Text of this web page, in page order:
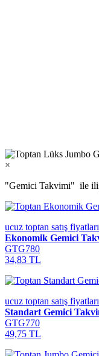
×
"Gemici Takvimi" ile
ucuz toptan satış fiyatları
Ekonomik Gemici
GTG780
34,83 TL
ucuz toptan satış fiyatları
Standart Gemici
GTG770
49,75 TL